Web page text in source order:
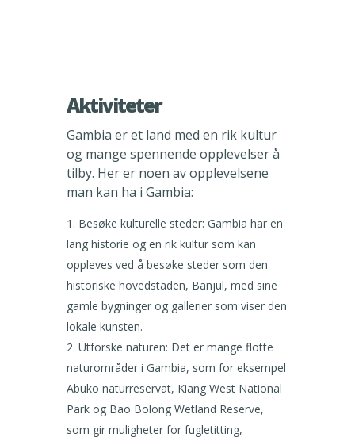
Aktiviteter
Gambia er et land med en rik kultur
og mange spennende opplevelser å
tilby. Her er noen av opplevelsene
man kan ha i Gambia:
Besøke kulturelle steder: Gambia har en
lang historie og en rik kultur som kan
oppleves ved å besøke steder som den
historiske hovedstaden, Banjul, med sine
gamle bygninger og gallerier som viser den
lokale kunsten.
Utforske naturen: Det er mange flotte
naturområder i Gambia, som for eksempel
Abuko naturreservat, Kiang West National
Park og Bao Bolong Wetland Reserve,
som gir muligheter for fugletitting,